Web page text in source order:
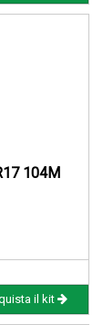
104M
il kit